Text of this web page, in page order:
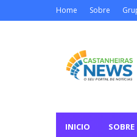
Home Sobre
INICIO SOBRE